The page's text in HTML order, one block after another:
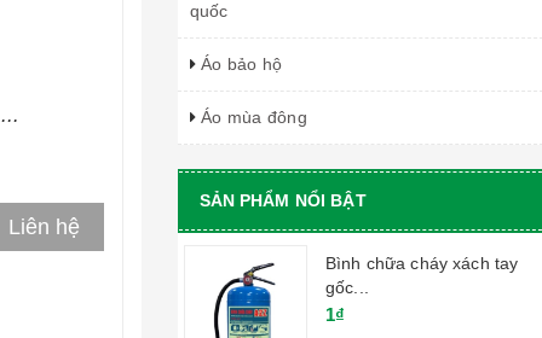
Liên hệ
quốc
Áo bảo hộ
Áo mùa đông
SẢN PHẨM NỔI BẬT
Bình chữa cháy xách tay
gốc...
1₫